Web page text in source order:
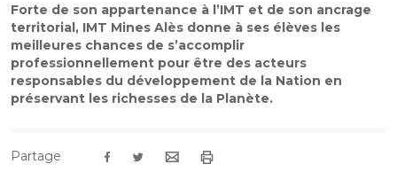
Forte de son appartenance à l’IMT et de son ancrage
territorial, IMT Mines Alès donne à ses élèves les
meilleures chances de s’accomplir
professionnellement pour être des acteurs
responsables du développement de la Nation en
préservant les richesses de la Planète.
Partage